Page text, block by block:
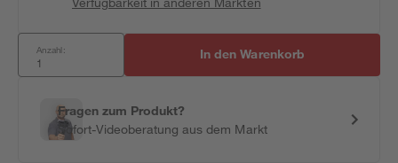
Anzahl: In den Warenkorb
Fragen zum Produkt?
Sofort-Videoberatung aus dem Markt